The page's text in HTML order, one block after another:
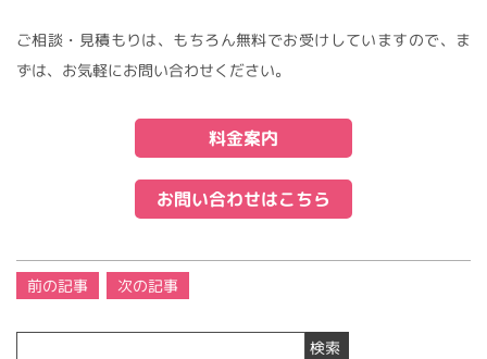
ご相談・見積もりは、もちろん無料でお受けしていますので、ま
ずは、お気軽にお問い合わせください。
料金案内
お問い合わせはこちら
投
稿
ナ
前の記事 次の記事
検索